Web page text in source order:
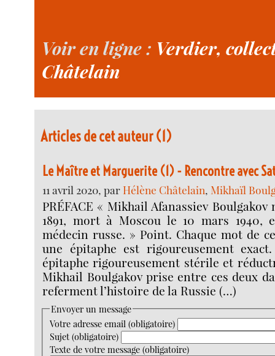
Voir en ligne : Verdier,
Châtelain
Articles de cet auteur (1)
Le Maître et Marguerite (1) - Rencontre avec
11 avril 2020, parHélène Châtelain,Mikhaïl
PRÉFACE « Mikhail Afanassiev Boulgakov
1891, mort à Moscou le 10 mars 1940,
médecin russe. » Point. Chaque mot de
une épitaphe est rigoureusement
épitaphe rigoureusement stérile et
Mikhail Boulgakov prise entre ces deux
referment l’histoire de la Russie (…)
Envoyer un message
Votre adresse email (obligatoire)
Sujet (obligatoire)
Texte de votre message (obligatoire)